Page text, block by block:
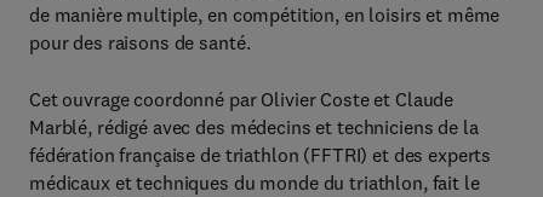
de manière multiple, en compétition, en loisirs et même
pour des raisons de santé.
Cet ouvrage coordonné par Olivier Coste et Claude
Marblé, rédigé avec des médecins et techniciens de la
fédération française de triathlon (FFTRI) et des experts
médicaux et techniques du monde du triathlon, fait le